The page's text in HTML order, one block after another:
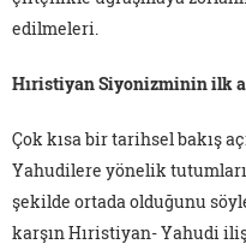
edilmeleri.
Hıristiyan Siyonizminin ilk
Çok kısa bir tarihsel bakış
Yahudilere yönelik
şekilde ortada olduğunu
karşın Hıristiyan- Yahudi